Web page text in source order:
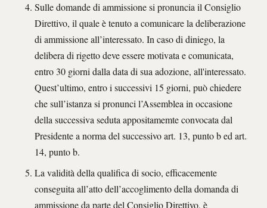
Sulle domande di ammissione si pronuncia il Consiglio
Direttivo, il quale è tenuto a comunicare la deliberazione
di ammissione all’interessato. In caso di diniego, la
delibera di rigetto deve essere motivata e comunicata,
entro 30 giorni dalla data di sua adozione, all'interessato.
Quest’ultimo, entro i successivi 15 giorni, può chiedere
che sull’istanza si pronunci l’Assemblea in occasione
della successiva seduta appositamemte convocata dal
Presidente a norma del successivo art. 13, punto b ed art.
14, punto b.
La validità della qualifica di socio, efficacemente
conseguita all’atto dell’accoglimento della domanda di
ammissione da parte del Consiglio Direttivo, è